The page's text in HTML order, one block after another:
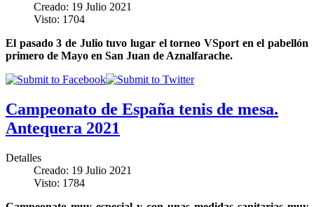
Creado: 19 Julio 2021
Visto: 1704
El pasado 3 de Julio tuvo lugar el torneo VSport en el pabellón
primero de Mayo en San Juan de Aznalfarache.
Campeonato de España tenis de mesa.
Antequera 2021
Detalles
Creado: 19 Julio 2021
Visto: 1784